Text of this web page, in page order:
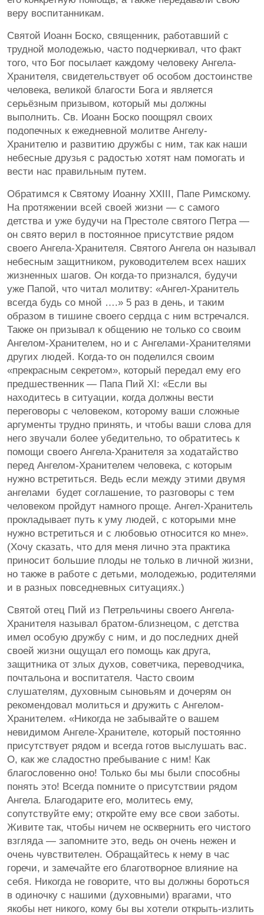
веру воспитанникам.
Святой Иоанн Боско, священник, работавший с
трудной молодежью, часто подчеркивал, что факт
того, что Бог посылает каждому человеку Ангела-
Хранителя, свидетельствует об особом достоинстве
человека, великой благости Бога и является
серьёзным призывом, который мы должны
выполнить. Св. Иоанн Боско поощрял своих
подопечных к ежедневной молитве Ангелу-
Хранителю и развитию дружбы с ним, так как наши
небесные друзья с радостью хотят нам помогать и
вести нас правильным путем.
Обратимся к Святому Иоанну XXIII, Папе Римскому.
На протяжении всей своей жизни — с самого
детства и уже будучи на Престоле святого Петра —
он свято верил в постоянное присутствие рядом
своего Ангела-Хранителя. Святого Ангела он называл
небесным защитником, руководителем всех наших
жизненных шагов. Он когда-то признался, будучи
уже Папой, что читал молитву: «Ангел-Хранитель
всегда будь со мной ….» 5 раз в день, и таким
образом в тишине своего сердца с ним встречался.
Также он призывал к общению не только со своим
Ангелом-Хранителем, но и с Ангелами-Хранителями
других людей. Когда-то он поделился своим
«прекрасным секретом», который передал ему его
предшественник — Папа Пий XI: «Если вы
находитесь в ситуации, когда должны вести
переговоры с человеком, которому ваши сложные
аргументы трудно принять, и чтобы ваши слова для
него звучали более убедительно, то обратитесь к
помощи своего Ангела-Хранителя за ходатайство
перед Ангелом-Хранителем человека, ​с которым
нужно встретиться. Ведь если между этими двумя
ангелами​ будет соглашение, то разговоры с тем
человеком пройдут намного проще. Ангел-Хранитель
прокладывает путь к уму людей, с которыми мне
нужно встретиться и с любовью относится ко мне».
(Хочу сказать, что для меня лично эта практика
приносит большие плоды не только в личной жизни,
но также в работе с детьми, молодежью, родителями
и в разных повседневных ситуациях.)
Святой отец Пий из Петрельчины своего Ангела-
Хранителя называл братом-близнецом, с детства
имел особую дружбу с ним, и до последних дней
своей жизни ощущал его помощь как друга,
защитника от злых духов, советчика, переводчика,
почтальона и воспитателя. Часто своим
слушателям, духовным сыновьям и дочерям он
рекомендовал молиться и дружить с Ангелом-
Хранителем. «Никогда не забывайте о вашем
невидимом Ангеле-Хранителе, который постоянно
присутствует рядом и всегда готов выслушать вас.
О, как же сладостно пребывание с ним! Как
благословенно оно! Только бы мы были способны
понять это! Всегда помните о присутствии рядом
Ангела. Благодарите его, молитесь ему,
сопутствуйте ему; откройте ему все свои заботы.
Живите так, чтобы ничем не осквернить его чистого
взгляда — запомните это, ведь он очень нежен и
очень чувствителен. Обращайтесь к нему в час
горечи, и замечайте его благотворное влияние на
себя. Никогда не говорите, что вы должны бороться
в одиночку с нашими (духовными) врагами, что
якобы нет никого, кому бы вы хотели открыть-излить